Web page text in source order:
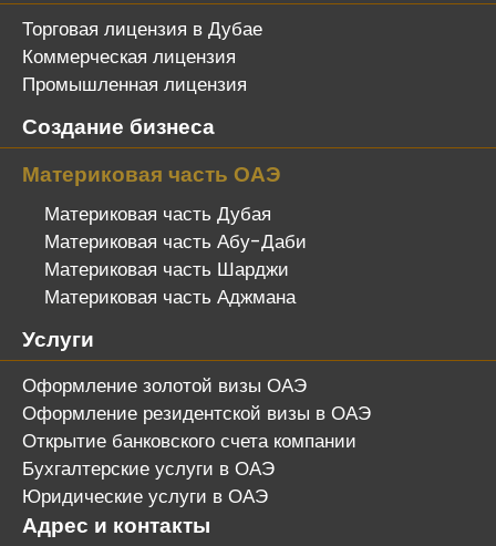
Торговая лицензия в Дубае
Коммерческая лицензия
Промышленная лицензия
Создание бизнеса
Материковая часть ОАЭ
Материковая часть Дубая
Материковая часть Абу-Даби
Материковая часть Шарджи
Материковая часть Аджмана
Услуги
Оформление золотой визы ОАЭ
Оформление резидентской визы в ОАЭ
Открытие банковского счета компании
Бухгалтерские услуги в ОАЭ
Юридические услуги в ОАЭ
Адрес и контакты